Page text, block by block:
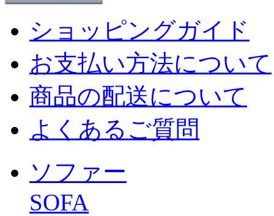
ショッピングガイド
お支払い方法について
商品の配送について
よくあるご質問
ソファー
SOFA